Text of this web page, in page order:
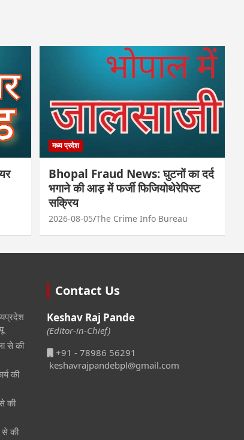
मध्य प्रदेश
Bhopal Fraud News: घुटनों का दर्द
भगाने की आड़ में फर्जी फिजियोथेरेपिस्ट
सक्रिय
2026-08-05 The Crime Info Bureau
से की
की
की
से की
Contact Us
Keshav Raj Pande
(Editor-in-Chief)
+91 - 78986 56291
keshavrajpandebpl@gmail.com